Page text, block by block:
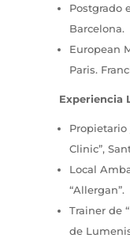
Postgrado
Barcelona.
European
Paris.
Experiencia
Propietario
Clinic”,
Local
“Allergan”.
Trainer de
de